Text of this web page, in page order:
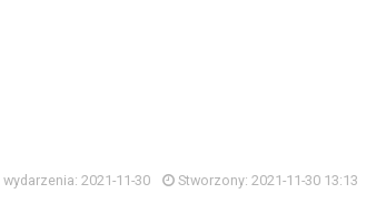
wydarzenia: 2021-11-30
Stworzony: 2021-11-30 13:13